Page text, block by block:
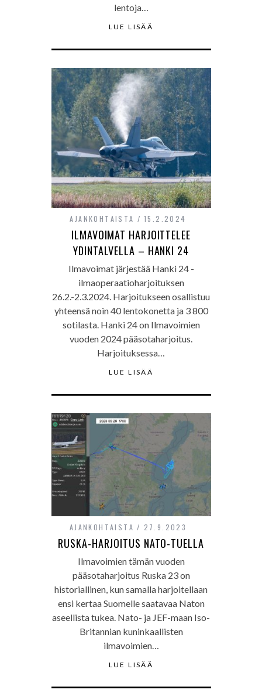
lentoja…
LUE LISÄÄ
AJANKOHTAISTA 15.2.2024
ILMAVOIMAT HARJOITTELEE
YDINTALVELLA – HANKI 24
Ilmavoimat järjestää Hanki 24 -
ilmaoperaatioharjoituksen
26.2.-2.3.2024. Harjoitukseen osallistuu
yhteensä noin 40 lentokonetta ja 3 800
sotilasta. Hanki 24 on Ilmavoimien
vuoden 2024 pääsotaharjoitus.
Harjoituksessa…
LUE LISÄÄ
AJANKOHTAISTA 27.9.2023
RUSKA-HARJOITUS NATO-TUELLA
Ilmavoimien tämän vuoden
pääsotaharjoitus Ruska 23 on
historiallinen, kun samalla harjoitellaan
ensi kertaa Suomelle saatavaa Naton
aseellista tukea. Nato- ja JEF-maan Iso-
Britannian kuninkaallisten
ilmavoimien…
LUE LISÄÄ